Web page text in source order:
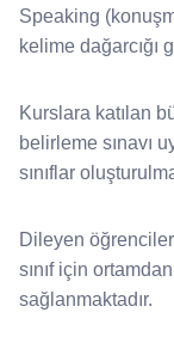
Speaking
kelime dağarcığı
Kurslara katılan
belirleme sınavı
sınıflar
Dileyen
sınıf için
sağlanmaktadır.